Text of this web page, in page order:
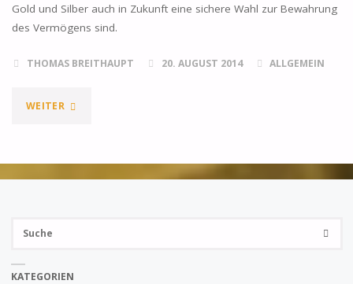
Gold und Silber auch in Zukunft eine sichere Wahl zur Bewahrung
des Vermögens sind.
THOMAS BREITHAUPT 20. AUGUST 2014 ALLGEMEIN
WEITER"WARUM
GOLD
SUCHE
KATEGORIEN